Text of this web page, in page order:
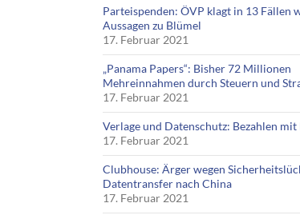
Parteispenden: ÖVP klagt in 13 Fällen
Aussagen zu Blümel
17. Februar 2021
„Panama Papers“: Bisher 72 Millionen
Mehreinnahmen durch Steuern und
17. Februar 2021
Verlage und Datenschutz: Bezahlen mit
17. Februar 2021
Clubhouse: Ärger wegen
Datentransfer nach China
17. Februar 2021